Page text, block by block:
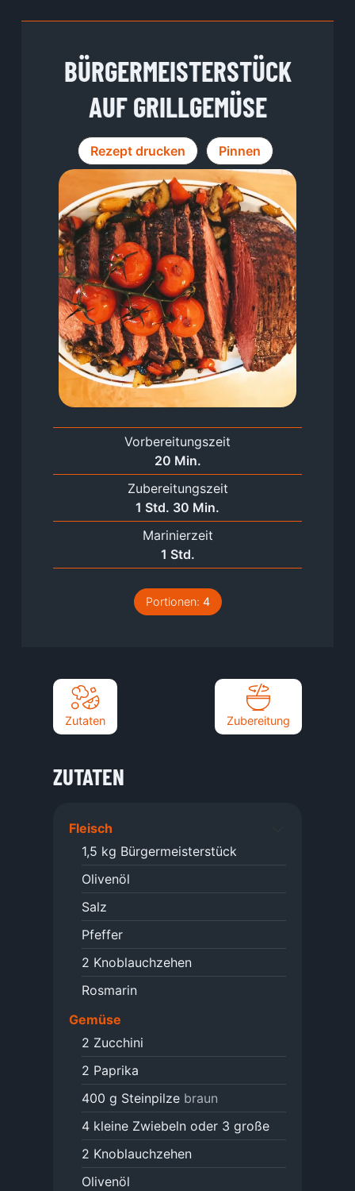
BÜRGERMEISTERSTÜCK
AUF GRILLGEMÜSE
Rezept drucken Pinnen
Vorbereitungszeit
20Minuten
Min.
Zubereitungszeit
1 Stunde
Std. 30 Minuten
Min.
Marinierzeit
1 Stunde
Std.
Portionen: 4
Zutaten Zubereitung
ZUTATEN
Fleisch
1,5 kg Bürgermeisterstück
Olivenöl
Salz
Pfeffer
2 Knoblauchzehen
Rosmarin
Gemüse
2 Zucchini
2 Paprika
400 g Steinpilze braun
4 kleine Zwiebeln oder 3 große
2 Knoblauchzehen
Olivenöl